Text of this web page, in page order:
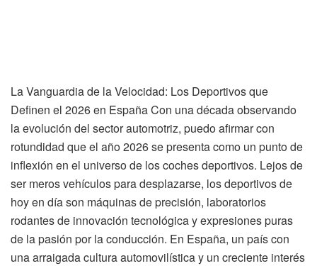
La Vanguardia de la Velocidad: Los Deportivos que
Definen el 2026 en España Con una década observando
la evolución del sector automotriz, puedo afirmar con
rotundidad que el año 2026 se presenta como un punto de
inflexión en el universo de los coches deportivos. Lejos de
ser meros vehículos para desplazarse, los deportivos de
hoy en día son máquinas de precisión, laboratorios
rodantes de innovación tecnológica y expresiones puras
de la pasión por la conducción. En España, un país con
una arraigada cultura automovilística y un creciente interés